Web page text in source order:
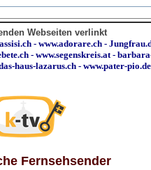
Webseiten verlinkt
- www.adorare.ch -
- www.segenskreis.at -
haus-lazarus.ch - www.pater-pio.de
Fernsehsender